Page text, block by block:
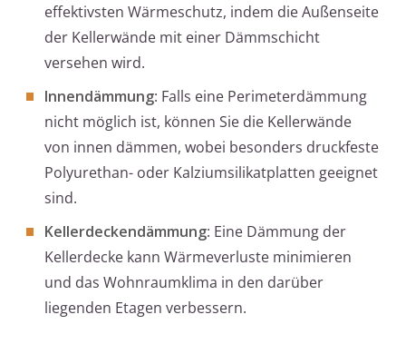
effektivsten Wärmeschutz, indem die Außenseite
der Kellerwände mit einer Dämmschicht
versehen wird.
Innendämmung: Falls eine Perimeterdämmung
nicht möglich ist, können Sie die Kellerwände
von innen dämmen, wobei besonders druckfeste
Polyurethan- oder Kalziumsilikatplatten geeignet
sind.
Kellerdeckendämmung: Eine Dämmung der
Kellerdecke kann Wärmeverluste minimieren
und das Wohnraumklima in den darüber
liegenden Etagen verbessern.